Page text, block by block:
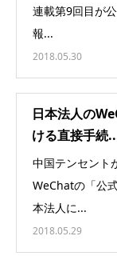
連載第9回目が
報...
2018.05.30
日本法人の
ける直接手続
中国テンセント
WeChatの「公
本法人に...
2018.05.29